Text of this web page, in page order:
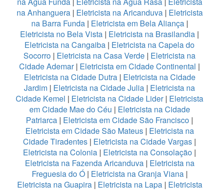
na Anhanguera| Eletricista na Aricanduva| Eletricista
na Barra Funda | Eletricista em Bela Aliança |
Eletricista no Bela Vista | Eletricista na Brasilandia |
Eletricista na Cangaiba | Eletricista na Capela do
Socorro | Eletricista na Casa Verde | Eletricista na
Cidade Ademar| Eletricista em Cidade Continental |
Eletricista na Cidade Dutra | Eletricista na Cidade
Jardim | Eletricista na Cidade Julia | Eletricista na
Cidade Kemel | Eletricista na Cidade Lider| Eletricista
em Cidade Mae do Céu | Eletricista na Cidade
Patriarca | Eletricista em Cidade São Francisco |
Eletricista em Cidade São Mateus| Eletricista na
Cidade Tiradentes | Eletricista na Cidade Vargas |
Eletricista na Colonia | Eletricista na Consolação |
Eletricista na Fazenda Aricanduva| Eletricista na
Freguesia do Ó| Eletricista na Granja Viana|
Eletricista na Guapira| Eletricista na Lapa| Eletricista